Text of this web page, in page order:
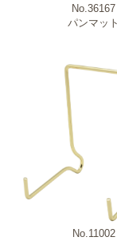
No.36167
パンマット
No.11002